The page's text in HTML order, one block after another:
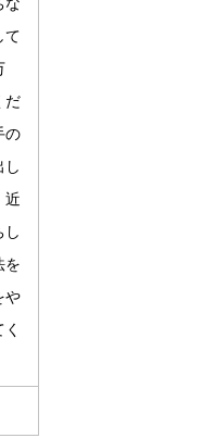
て
だ
の
近
を
や